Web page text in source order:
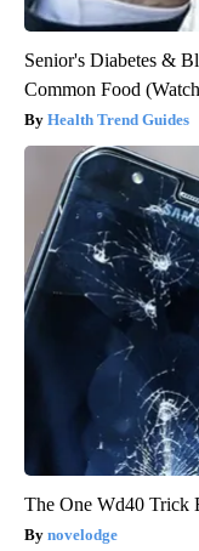
Senior's Diabetes &
Common Food
Health Trend Guides
The One Wd40 Trick
novelodge